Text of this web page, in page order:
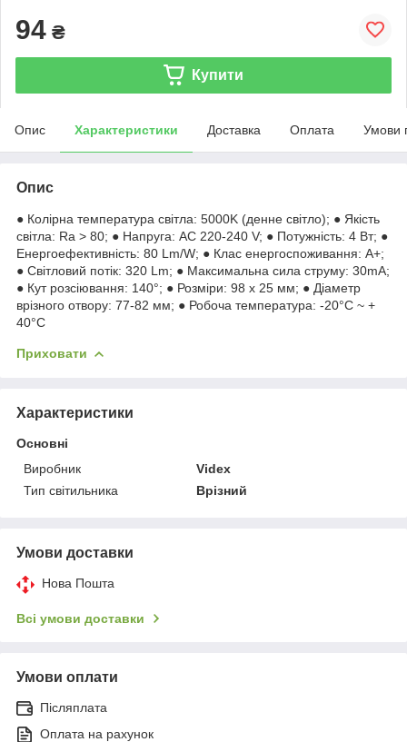
94 ₴
Купити
Опис Характеристики Доставка Оплата Умови
Опис
● Колірна температура світла: 5000K (денне світло); ● Якість
світла: Ra > 80; ● Напруга: AC 220-240 V; ● Потужність: 4 Вт; ●
Енергоефективність: 80 Lm/W; ● Клас енергоспоживання: А+;
● Світловий потік: 320 Lm; ● Максимальна сила струму: 30mA;
● Кут розсіювання: 140°; ● Розміри: 98 x 25 мм; ● Діаметр
врізного отвору: 77-82 мм; ● Робоча температура: -20°C ~ +
40°С
Приховати
Характеристики
Основні
Виробник
Videx
Тип світильника
Врізний
Умови доставки
Нова Пошта
Всі умови доставки
Умови оплати
Післяплата
Оплата на рахунок